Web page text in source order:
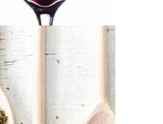
Productos alcohólicos